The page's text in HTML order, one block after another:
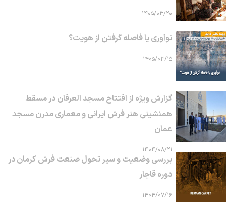
۱۴۰۵/۰۳/۲۰
نوآوری یا فاصله گرفتن از هویت؟
۱۴۰۵/۰۳/۱۵
گزارش ویژه از افتتاح مسجد العرفان در مسقط
همنشینی هنر فرش ایرانی و معماری مدرن مسجد
عمان
۱۴۰۴/۰۸/۲۱
بررسی وضعیت و سیر تحول صنعت فرش کرمان در
دوره قاجار
۱۴۰۴/۰۷/۱۶